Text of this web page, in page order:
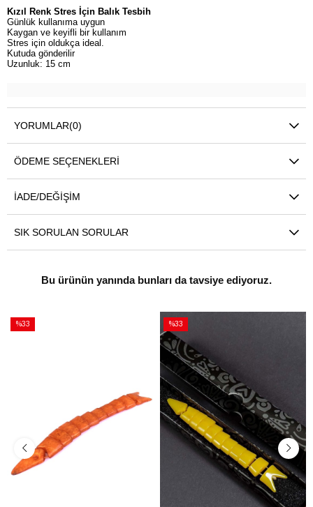
Kızıl Renk Stres İçin Balık Tesbih
Günlük kullanıma uygun
Kaygan ve keyifli bir kullanım
Stres için oldukça ideal.
Kutuda gönderilir
Uzunluk: 15 cm
YORUMLAR(0)
ÖDEME SEÇENEKLERI
İADE/DEĞIŞIM
SIK SORULAN SORULAR
Bu ürünün yanında bunları da tavsiye ediyoruz.
%33
%33
İndirim
%33İndirim